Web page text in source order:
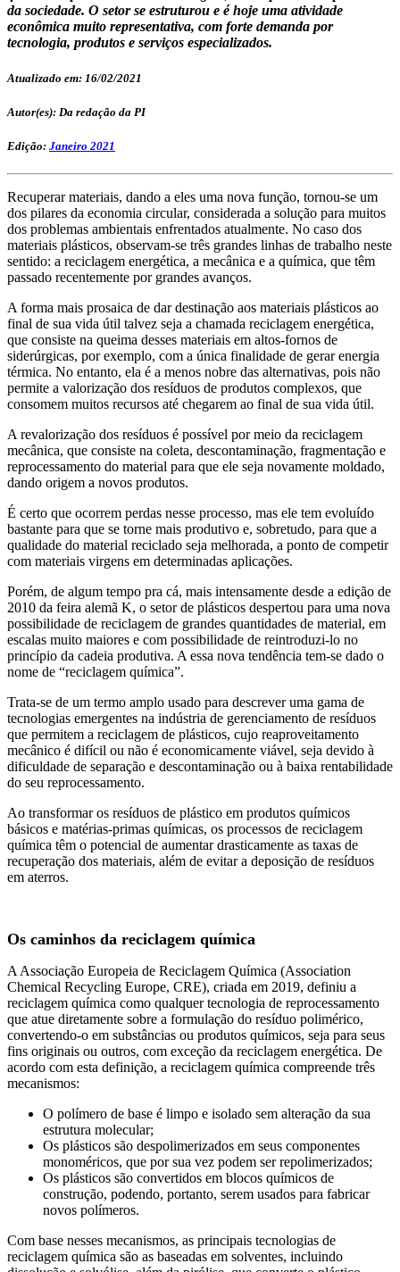
da sociedade. O setor se estruturou e é hoje uma atividade
econômica muito representativa, com forte demanda por
tecnologia, produtos e serviços especializados.
Atualizado em: 16/02/2021
Autor(es): Da redação da PI
Edição: Janeiro 2021
Recuperar materiais, dando a eles uma nova função, tornou-se um
dos pilares da economia circular, considerada a solução para muitos
dos problemas ambientais enfrentados atualmente. No caso dos
materiais plásticos, observam-se três grandes linhas de trabalho neste
sentido: a reciclagem energética, a mecânica e a química, que têm
passado recentemente por grandes avanços.
A forma mais prosaica de dar destinação aos materiais plásticos ao
final de sua vida útil talvez seja a chamada reciclagem energética,
que consiste na queima desses materiais em altos-fornos de
siderúrgicas, por exemplo, com a única finalidade de gerar energia
térmica. No entanto, ela é a menos nobre das alternativas, pois não
permite a valorização dos resíduos de produtos complexos, que
consomem muitos recursos até chegarem ao final de sua vida útil.
A revalorização dos resíduos é possível por meio da reciclagem
mecânica, que consiste na coleta, descontaminação, fragmentação e
reprocessamento do material para que ele seja novamente moldado,
dando origem a novos produtos.
É certo que ocorrem perdas nesse processo, mas ele tem evoluído
bastante para que se torne mais produtivo e, sobretudo, para que a
qualidade do material reciclado seja melhorada, a ponto de competir
com materiais virgens em determinadas aplicações.
Porém, de algum tempo pra cá, mais intensamente desde a edição de
2010 da feira alemã K, o setor de plásticos despertou para uma nova
possibilidade de reciclagem de grandes quantidades de material, em
escalas muito maiores e com possibilidade de reintroduzi-lo no
princípio da cadeia produtiva. A essa nova tendência tem-se dado o
nome de “reciclagem química”.
Trata-se de um termo amplo usado para descrever uma gama de
tecnologias emergentes na indústria de gerenciamento de resíduos
que permitem a reciclagem de plásticos, cujo reaproveitamento
mecânico é difícil ou não é economicamente viável, seja devido à
dificuldade de separação e descontaminação ou à baixa rentabilidade
do seu reprocessamento.
Ao transformar os resíduos de plástico em produtos químicos
básicos e matérias-primas químicas, os processos de reciclagem
química têm o potencial de aumentar drasticamente as taxas de
recuperação dos materiais, além de evitar a deposição de resíduos
em aterros.
Os caminhos da reciclagem química
A Associação Europeia de Reciclagem Química (Association
Chemical Recycling Europe, CRE), criada em 2019, definiu a
reciclagem química como qualquer tecnologia de reprocessamento
que atue diretamente sobre a formulação do resíduo polimérico,
convertendo-o em substâncias ou produtos químicos, seja para seus
fins originais ou outros, com exceção da reciclagem energética. De
acordo com esta definição, a reciclagem química compreende três
mecanismos:
O polímero de base é limpo e isolado sem alteração da sua
estrutura molecular;
Os plásticos são despolimerizados em seus componentes
monoméricos, que por sua vez podem ser repolimerizados;
Os plásticos são convertidos em blocos químicos de
construção, podendo, portanto, serem usados para fabricar
novos polímeros.
Com base nesses mecanismos, as principais tecnologias de
reciclagem química são as baseadas em solventes, incluindo